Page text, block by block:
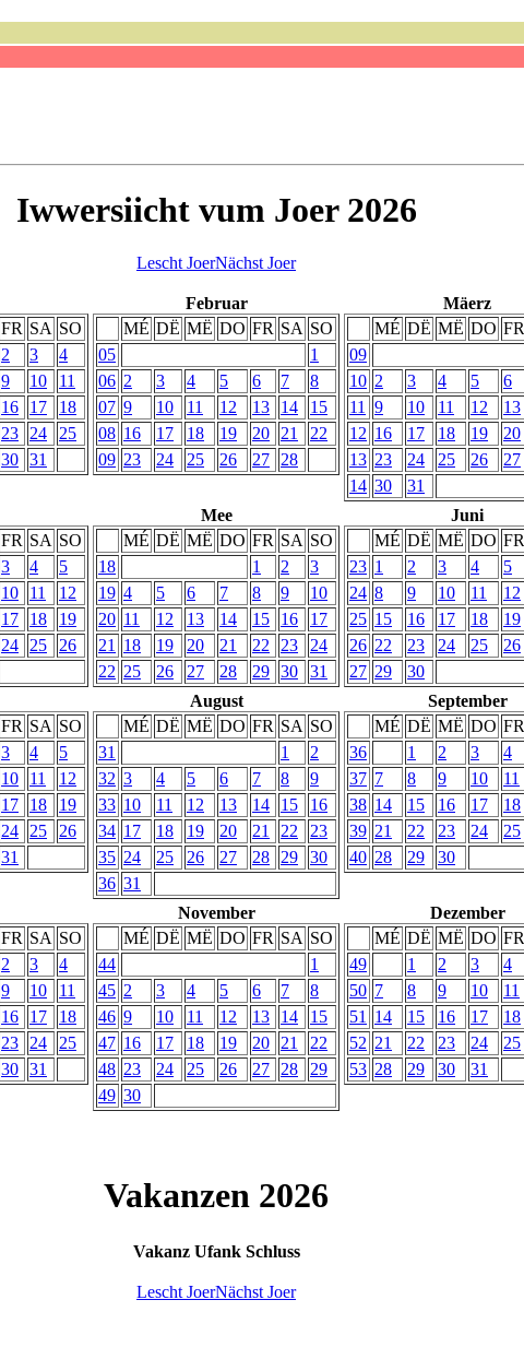
Iwwersiicht vum Joer 2026
Lescht JoerNächst Joer
FR SA SO
2 3
4
9 10
11
16 17
18
23 24
25
30 31
Februar
MÉ DË MË DO FR SA SO
05
1
06 2 3 4 5 6 7
8
07 9 10 11 12 13 14
15
08 16 17 18 19 20 21
22
09 23 24 25 26 27 28
Mäerz
MÉ DË MË DO FR
09
10 2 3 4 5 6
11
9 10 11 12 13
12 16 17 18 19 20
13 23 24 25 26 27
14 30
31
FR SA SO
3 4
5
10 11
12
17 18
19
24 25
26
Mee
MÉ DË MË DO FR SA SO
18
1 2
3
19 4 5 6 7 8 9
10
20 11 12 13 14 15 16
17
21
18 19 20 21 22 23
24
22 25 26 27 28 29 30 31
Juni
MÉ DË MË DO FR
23 1 2 3 4 5
24 8 9 10 11 12
25 15 16 17 18 19
26 22 23 24 25 26
27 29
30
FR SA SO
3 4
5
10 11
12
17 18
19
24 25
26
31
August
MÉ DË MË DO FR SA SO
31
1
2
32 3 4 5 6 7 8
9
33 10 11 12 13 14 15
16
34 17 18 19 20 21 22
23
35 24 25 26 27 28 29
30
36 31
September
MÉ DË MË DO FR
36
1 2 3 4
37 7 8 9 10 11
38 14 15 16 17 18
39 21 22 23 24 25
40 28 29 30
FR SA SO
2 3
4
9 10
11
16 17
18
23 24
25
30 31
November
MÉ DË MË DO FR SA SO
44
1
45 2 3 4 5 6 7
8
46 9 10 11 12 13 14
15
47 16 17 18 19 20 21
22
48 23 24 25 26 27 28
29
49 30
Dezember
MÉ DË MË DO FR
49
1 2 3 4
50 7 8 9 10 11
51
14 15 16 17 18
52 21 22 23 24 25
53 28 29 30 31
Vakanzen 2026
Vakanz Ufank Schluss
Lescht JoerNächst Joer